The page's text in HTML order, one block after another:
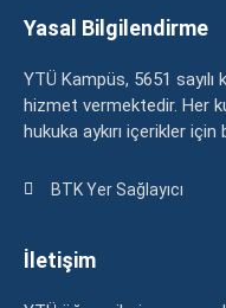
Yasal Bilgilendirme
YTÜ Kampüs, 5651 sayılı
hizmet vermektedir. Her
hukuka aykırı içerikler
BTK Yer Sağlayıcı
İletişim